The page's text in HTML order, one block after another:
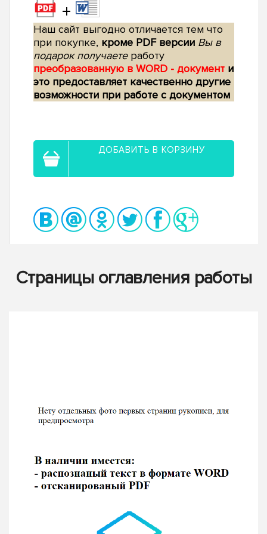
+
Наш сайт выгодно отличается тем что
при покупке, кроме PDF версии Вы в
подарок получаетеработу
преобразованную в WORD - документ и
это предоставляет качественно другие
возможности при работе с документом
ДОБАВИТЬ В КОРЗИНУ
Страницы оглавления работы